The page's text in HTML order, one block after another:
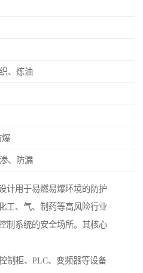
、炼油
爆
、防漏
计用于易燃易爆环境的防护
工、气、制药等高风险行业
制系统的安全场所。其核心
制柜、PLC、变频器等设备